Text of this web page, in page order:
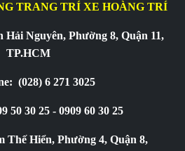
TRANG TRÍ XE HOÀNG TRÍ
Hải Nguyên, Phường 8, Quận 11,
TP.HCM
(028) 6 271 3025
50 30 25 - 0909 60 30 25
Thế Hiển, Phường 4, Quận 8,